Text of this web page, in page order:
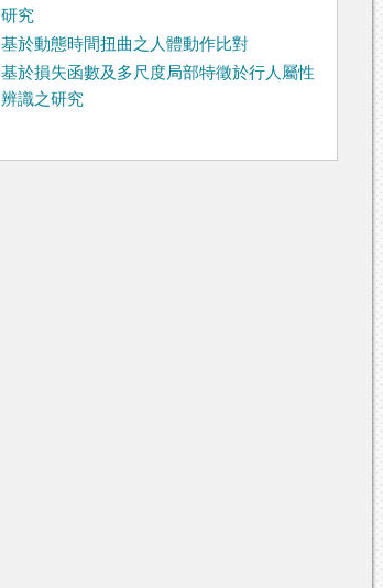
研究
基於動態時間扭曲之人體動作比對
基於損失函數及多尺度局部特徵於行人屬性
辨識之研究